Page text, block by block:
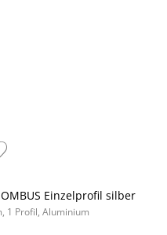
Einzelprofil silber
1 Profil, Aluminium